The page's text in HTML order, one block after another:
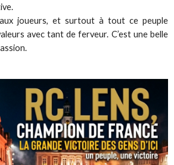
joueurs, et surtout à tout ce peuple
avec tant de ferveur. C’est une belle